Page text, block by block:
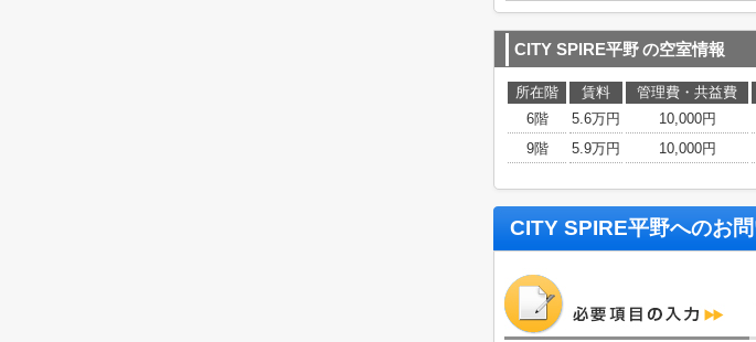
CITY SPIRE平野の空室情報
所在階 賃料 管理費・共益費
6階
5.6万円 10,000円
9階
5.9万円 10,000円
CITY SPIRE平野へのお